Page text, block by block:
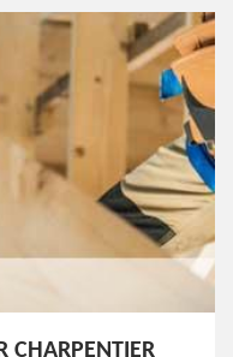
CHARPENTIER